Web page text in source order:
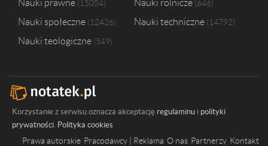
Nauki prawne 15054 Nauki rolnicze 646
Nauki społeczne 12426 Nauki techniczne 14792
Nauki teologiczne 549
Korzystanie z serwisu oznacza akceptację regulaminu i polityki
prywatności. Polityka cookies
Prawa autorskie Pracodawcy | Reklama O nas Partnerzy Kontakt